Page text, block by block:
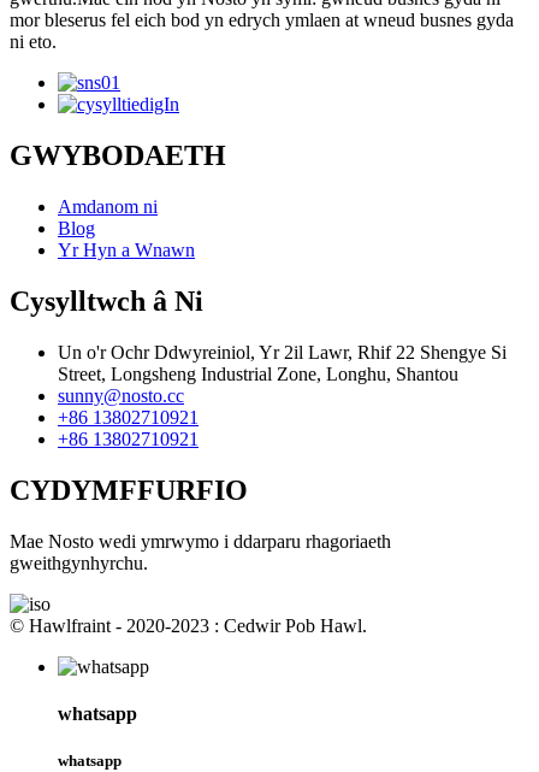
mor bleserus fel eich bod yn edrych ymlaen at wneud busnes gyda
ni eto.
GWYBODAETH
Amdanom ni
Blog
Yr Hyn a Wnawn
Cysylltwch â Ni
Un o'r Ochr Ddwyreiniol, Yr 2il Lawr, Rhif 22 Shengye Si
Street, Longsheng Industrial Zone, Longhu, Shantou
sunny@nosto.cc
+86 13802710921
+86 13802710921
CYDYMFFURFIO
Mae Nosto wedi ymrwymo i ddarparu rhagoriaeth
gweithgynhyrchu.
© Hawlfraint - 2020-2023 : Cedwir Pob Hawl.
whatsapp
whatsapp